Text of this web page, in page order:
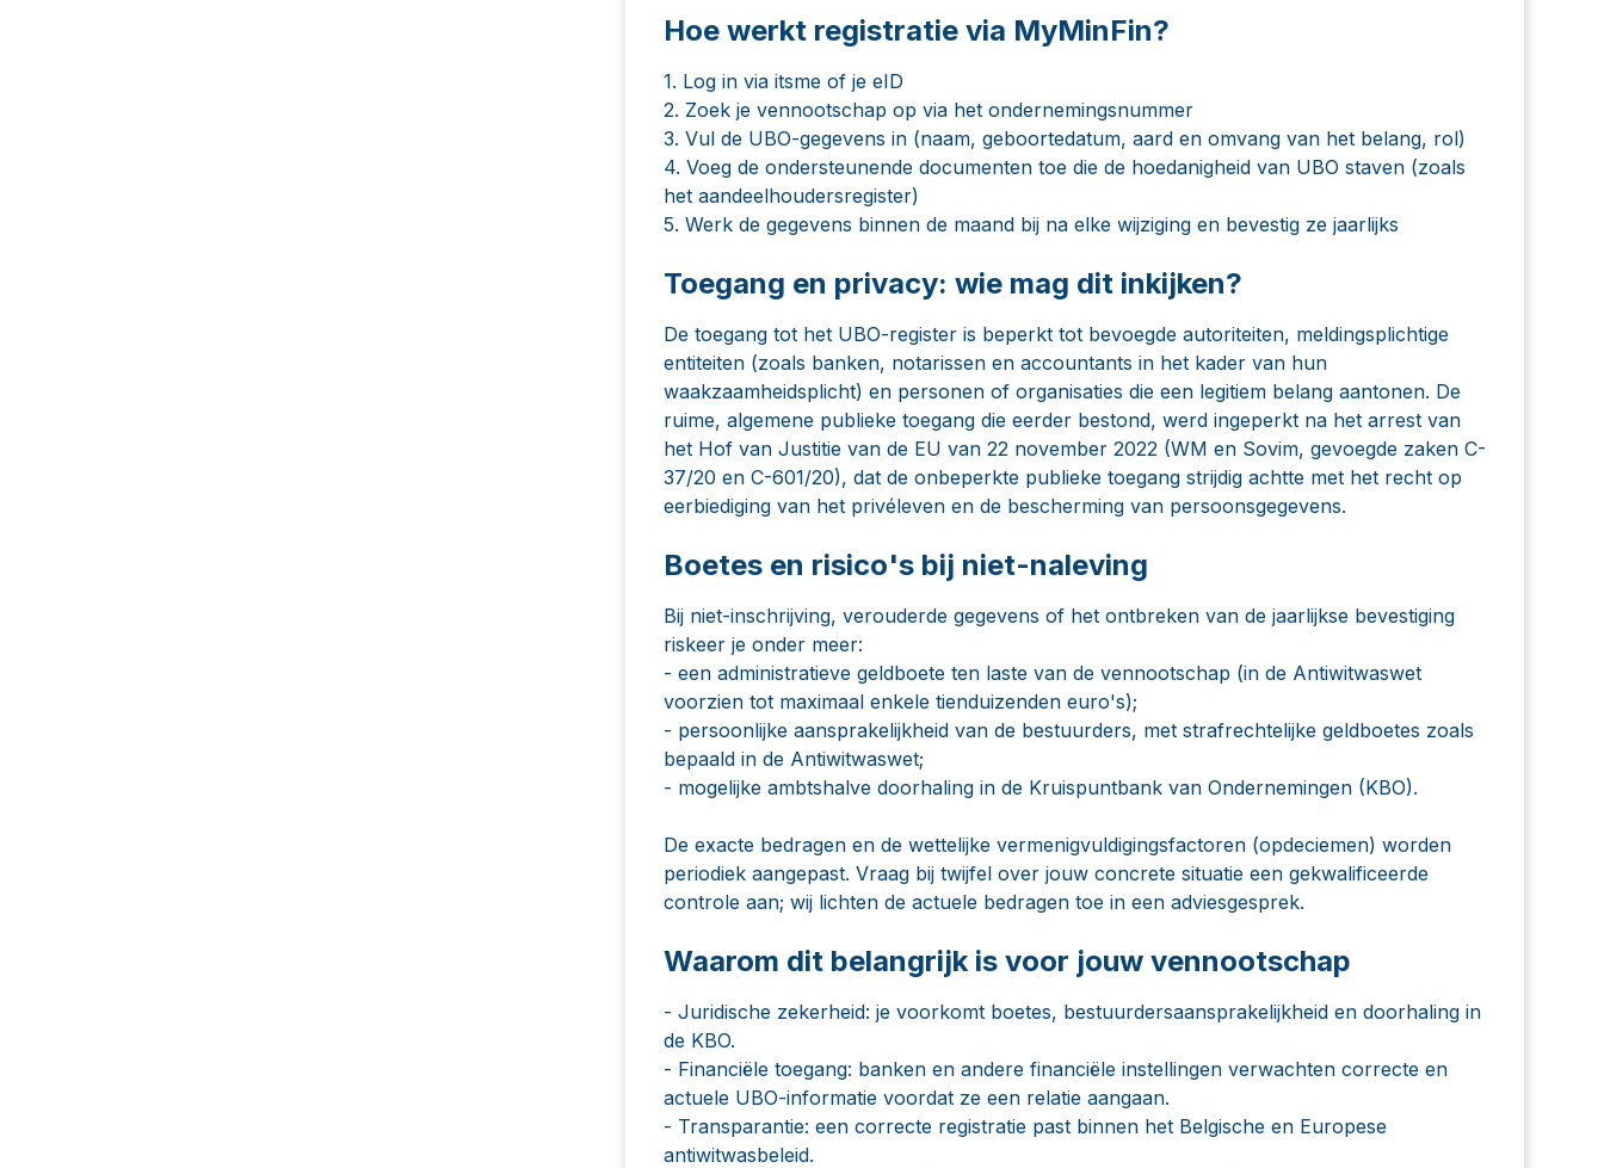
Hoe werkt registratie via MyMinFin?
1. Log in via itsme of je eID
2. Zoek je vennootschap op via het ondernemingsnummer
3. Vul de UBO-gegevens in (naam, geboortedatum, aard en omvang van het belang, rol)
4. Voeg de ondersteunende documenten toe die de hoedanigheid van UBO staven (zoals
het aandeelhoudersregister)
5. Werk de gegevens binnen de maand bij na elke wijziging en bevestig ze jaarlijks
Toegang en privacy: wie mag dit inkijken?
De toegang tot het UBO-register is beperkt tot bevoegde autoriteiten, meldingsplichtige
entiteiten (zoals banken, notarissen en accountants in het kader van hun
waakzaamheidsplicht) en personen of organisaties die een legitiem belang aantonen. De
ruime, algemene publieke toegang die eerder bestond, werd ingeperkt na het arrest van
het Hof van Justitie van de EU van 22 november 2022 (WM en Sovim, gevoegde zaken C-
37/20 en C-601/20), dat de onbeperkte publieke toegang strijdig achtte met het recht op
eerbiediging van het privéleven en de bescherming van persoonsgegevens.
Boetes en risico's bij niet-naleving
Bij niet-inschrijving, verouderde gegevens of het ontbreken van de jaarlijkse bevestiging
riskeer je onder meer:
- een administratieve geldboete ten laste van de vennootschap (in de Antiwitwaswet
voorzien tot maximaal enkele tienduizenden euro's);
- persoonlijke aansprakelijkheid van de bestuurders, met strafrechtelijke geldboetes zoals
bepaald in de Antiwitwaswet;
- mogelijke ambtshalve doorhaling in de Kruispuntbank van Ondernemingen (KBO).
De exacte bedragen en de wettelijke vermenigvuldigingsfactoren (opdeciemen) worden
periodiek aangepast. Vraag bij twijfel over jouw concrete situatie een gekwalificeerde
controle aan; wij lichten de actuele bedragen toe in een adviesgesprek.
Waarom dit belangrijk is voor jouw vennootschap
- Juridische zekerheid: je voorkomt boetes, bestuurdersaansprakelijkheid en doorhaling in
de KBO.
- Financiële toegang: banken en andere financiële instellingen verwachten correcte en
actuele UBO-informatie voordat ze een relatie aangaan.
- Transparantie: een correcte registratie past binnen het Belgische en Europese
antiwitwasbeleid.